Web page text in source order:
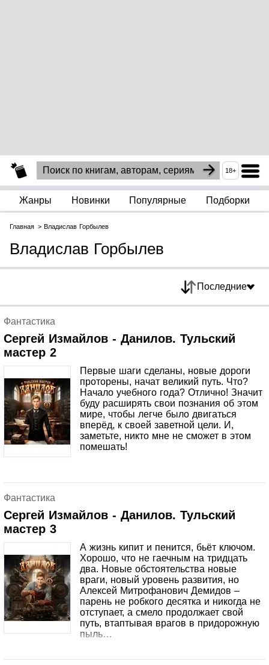
18+
Жанры Новинки Популярные Подборки
Главная Владислав Горбылев
Владислав Горбылев
Последние
Фантастика
Сергей Измайлов - Данилов. Тульский
мастер 2
Первые шаги сделаны, новые дороги
проторены, начат великий путь. Что?
Начало учебного года? Отлично! Значит
буду расширять свои познания об этом
мире, чтобы легче было двигаться
вперёд, к своей заветной цели. И,
заметьте, никто мне не сможет в этом
помешать!
Фантастика
Сергей Измайлов - Данилов. Тульский
мастер 3
А жизнь кипит и пенится, бьёт ключом.
Хорошо, что не гаечным на тридцать
два. Новые обстоятельства новые
враги, новый уровень развития, но
Алексей Митрофанович Демидов –
парень не робкого десятка и никогда не
отступает, а смело продолжает свой
путь, втаптывая врагов в придорожную
пыль…